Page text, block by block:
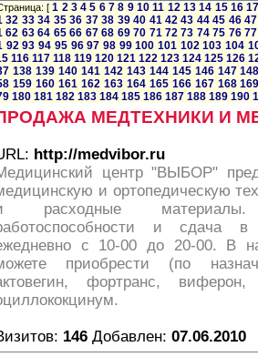
[1 2 3 4 5 6 7 8 9 10 11 12 13 14 15 16
32 33 34 35 36 37 38 39 40 41 42 43 44 45 46 47
62 63 64 65 66 67 68 69 70 71 72 73 74 75 76 77
92 93 94 95 96 97 98 99 100 101 102 103 104
116 117 118 119 120 121 122 123 124 125 126
138 139 140 141 142 143 144 145 146 147
159 160 161 162 163 164 165 166 167 168
180 181 182 183 184 185 186 187 188 189 190
МЕДТЕХНИКИ И
http://medvibor.ru
центр "ВЫБОР"
и ортопедическую
расходные материалы.
и сдача в
с 10-00 до 20-00. В
приобрести (по
фортранс,
146 Добавлен: 07.06.2010